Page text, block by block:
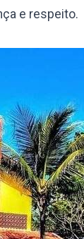
e respeito.